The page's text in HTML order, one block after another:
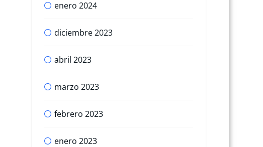
enero 2024
diciembre 2023
abril 2023
marzo 2023
febrero 2023
enero 2023